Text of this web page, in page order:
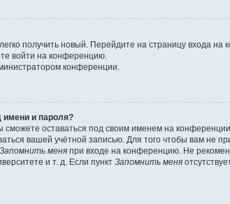
получить новый. Перейдите на страницу входа
войти на конференцию.
конференции.
имени и пароля?
сможете оставаться под своим именем на
вашей учётной записью. Для того чтобы вам не
Запомнить меня при входе на конференцию. Не
и т. д. Если пункт Запомнить меня